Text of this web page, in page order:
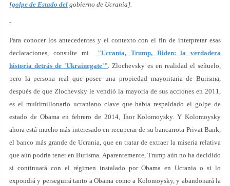
[golpe de Estado del gobierno de Ucrania].
-
Para conocer los antecedentes y el contexto con el fin de interpretar esas
declaraciones, consulte mi "Ucrania, Trump, Biden: la verdadera
historia detrás de 'Ukrainegate'". Zlochevsky es en realidad el señuelo,
pero la persona real que posee una propiedad mayoritaria de Burisma,
después de que Zlochevsky le vendió la mayoría de sus acciones en 2011,
es el multimillonario ucraniano clave que había respaldado el golpe de
estado de Obama en febrero de 2014, Ihor Kolomoysky. Y Kolomoysky
ahora está mucho más interesado en recuperar de su bancarrota Privat Bank,
el banco más grande de Ucrania, que en tratar de extraer la miseria relativa
que aún podría tener en Burisma. Aparentemente, Trump aún no ha decidido
si continuará con el régimen instalado por Obama en Ucrania o si lo
expondrá y perseguirá tanto a Obama como a Kolomoysky, y abandonará la